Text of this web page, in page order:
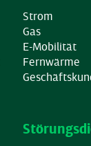
Strom
Gas
E-Mobilität
Fernwärme